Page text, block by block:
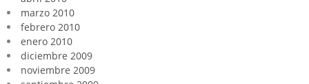
marzo 2010
febrero 2010
enero 2010
diciembre 2009
noviembre 2009